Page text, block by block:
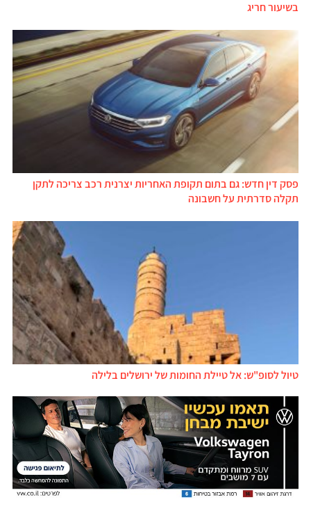
בשיעור חריג
פסק דין חדש: גם בתום תקופת האחריות יצרנית רכב צריכה לתקן
תקלה סדרתית על חשבונה
טיול לסופ"ש: אל טיילת החומות של ירושלים בלילה